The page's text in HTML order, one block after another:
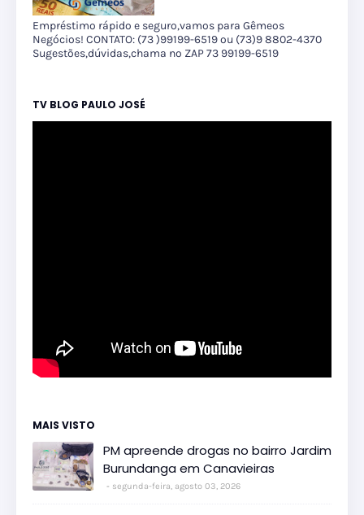
Empréstimo rápido e seguro,vamos para Gêmeos
Negócios! CONTATO: (73 )99199-6519 ou (73)9 8802-4370
Sugestões,dúvidas,chama no ZAP 73 99199-6519
TV BLOG PAULO JOSÉ
MAIS VISTO
PM apreende drogas no bairro Jardim
Burundanga em Canavieiras
segunda-feira, agosto 03, 2026